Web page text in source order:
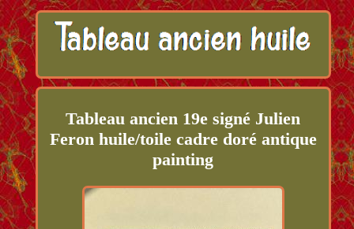
Tableau ancien 19e signé Julien
Feron huile/toile cadre doré antique
painting